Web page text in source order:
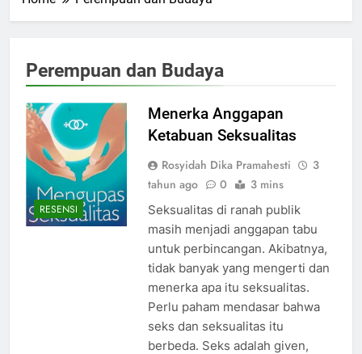
Perempuan dan Budaya
RESENSI
Menerka Anggapan
Ketabuan Seksualitas
Rosyidah Dika Pramahesti
3
tahun ago
0 3 mins
Seksualitas di ranah publik
masih menjadi anggapan tabu
untuk perbincangan. Akibatnya,
tidak banyak yang mengerti dan
menerka apa itu seksualitas.
Perlu paham mendasar bahwa
seks dan seksualitas itu
berbeda. Seks adalah given,